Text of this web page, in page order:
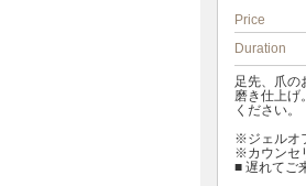
Price
Duration
足先、爪の
磨き仕上げ
ください。
※ジェルオ
※カウンセ
■ 遅れてご